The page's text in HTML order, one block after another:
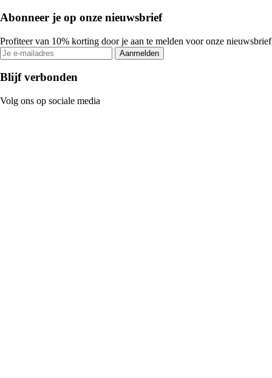
Abonneer je op onze nieuwsbrief
Profiteer van 10% korting door je aan te melden voor onze nieuwsbrief
Aanmelden
Blijf verbonden
Volg ons op sociale media